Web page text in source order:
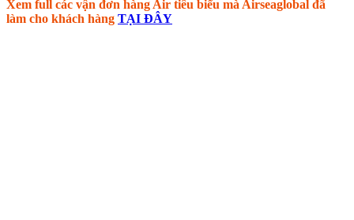
Xem full các vận đơn hàng Air tiêu biểu mà Airseaglobal đã
làm cho khách hàng TẠI ĐÂY